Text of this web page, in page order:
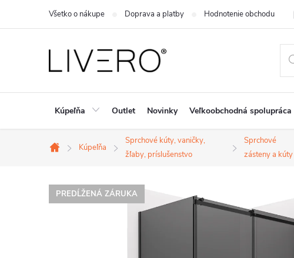
Všetko o nákupe Doprava a platby Hodnotenie obchodu
Kúpeľňa Outlet Novinky Veľkoobchodná spolupráca
Domov
Kúpeľňa
Sprchové kúty, vaničky,
žľaby, príslušenstvo
Sprchové
zásteny a kúty
PREDĹŽENÁ ZÁRUKA